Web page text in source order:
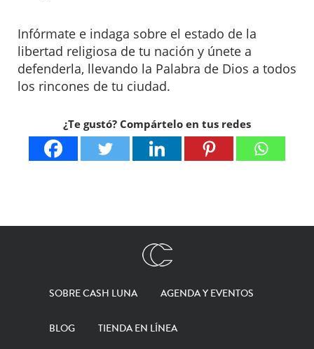
Infórmate e indaga sobre el estado de la
libertad religiosa de tu nación y únete a
defenderla, llevando la Palabra de Dios a todos
los rincones de tu ciudad.
¿Te gustó? Compártelo en tus redes
SOBRE CASH LUNA AGENDA Y EVENTOS
BLOG TIENDA EN LÍNEA